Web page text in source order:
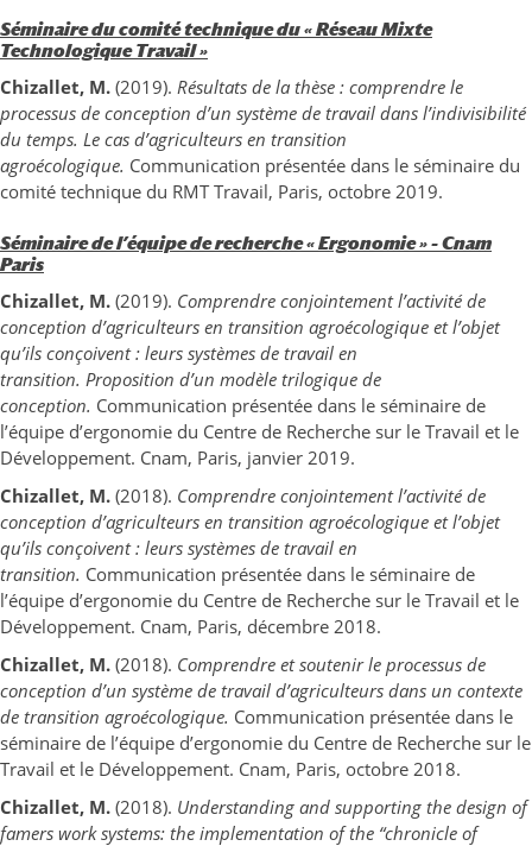
Séminaire du comité technique du « Réseau Mixte
Technologique Travail »
Chizallet, M. (2019). Résultats de la thèse : comprendre le
processus de conception d’un système de travail dans l’indivisibilité
du temps. Le cas d’agriculteurs en transition
agroécologique. Communication présentée dans le séminaire du
comité technique du RMT Travail, Paris, octobre 2019.
Séminaire de l’équipe de recherche « Ergonomie » – Cnam
Paris
Chizallet, M. (2019). Comprendre conjointement l’activité de
conception d’agriculteurs en transition agroécologique et l’objet
qu’ils conçoivent : leurs systèmes de travail en
transition. Proposition d’un modèle trilogique de
conception. Communication présentée dans le séminaire de
l’équipe d’ergonomie du Centre de Recherche sur le Travail et le
Développement. Cnam, Paris, janvier 2019.
Chizallet, M. (2018). Comprendre conjointement l’activité de
conception d’agriculteurs en transition agroécologique et l’objet
qu’ils conçoivent : leurs systèmes de travail en
transition. Communication présentée dans le séminaire de
l’équipe d’ergonomie du Centre de Recherche sur le Travail et le
Développement. Cnam, Paris, décembre 2018.
Chizallet, M. (2018). Comprendre et soutenir le processus de
conception d’un système de travail d’agriculteurs dans un contexte
de transition agroécologique. Communication présentée dans le
séminaire de l’équipe d’ergonomie du Centre de Recherche sur le
Travail et le Développement. Cnam, Paris, octobre 2018.
Chizallet, M. (2018). Understanding and supporting the design of
famers work systems: the implementation of the “chronicle of